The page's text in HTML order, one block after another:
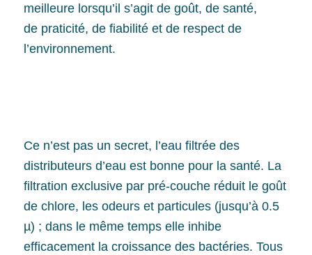
meilleure lorsqu’il s’agit de goût, de santé,
de praticité, de fiabilité et de respect de
l’environnement.
Ce n’est pas un secret, l’eau filtrée des
distributeurs d’eau est bonne pour la santé. La
filtration exclusive par pré-couche réduit le goût
de chlore, les odeurs et particules (jusqu’à 0.5
µ) ; dans le même temps elle inhibe
efficacement la croissance des bactéries. Tous